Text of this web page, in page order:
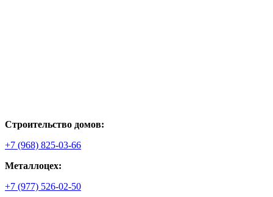
Строительство домов:
+7 (968) 825-03-66
Металлоцех:
+7 (977) 526-02-50